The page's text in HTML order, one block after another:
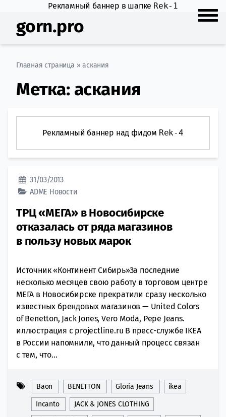
Рекламный баннер в шапке Rek-1
gorn.pro
Главная страница »аскания
Метка: аскания
Рекламный баннер над фидом Rek-4
31/03/2013
ADME Новости
ТРЦ «МЕГА» в Новосибирске
отказалась от ряда магазинов
в пользу новых марок
Источник «Континент Сибирь»За последние
несколько месяцев свою работу в торговом центре
МЕГА в Новосибирске прекратили сразу несколько
известных брендовых магазинов — United Colors
of Benetton, Jack Jones, Vero Moda, Pepe Jeans.
иллюстрация с projectline.ru В пресс-службе IKEA
в России напомнили, что данный процесс связан
с тем, что...
Baon BENETTON Gloria Jeans ikea
Incanto JACK & JONES CLOTHING